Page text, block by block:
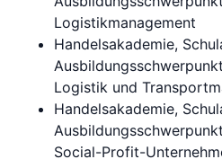
Logistikmanagement
Handelsakademie,
Logistik und
Handelsakademie,
Social-Profit-